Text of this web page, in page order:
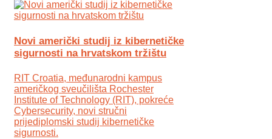
Novi američki studij iz kibernetičke
sigurnosti na hrvatskom tržištu
RIT Croatia, međunarodni kampus
američkog sveučilišta Rochester
Institute of Technology (RIT), pokreće
Cybersecurity, novi stručni
prijediplomski studij kibernetičke
sigurnosti.